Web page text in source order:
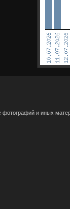
фотографий и иных